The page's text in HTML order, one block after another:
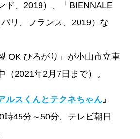
ド、2019）、「BIENNALE
リ、フランス、2019）な
OK ひろがり」が小山市立車
（2021年2月7日まで）。
ルスくんとテクネちゃん』
時45分～50分、テレビ朝日